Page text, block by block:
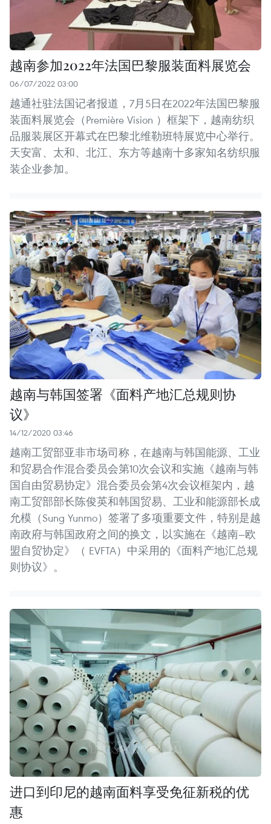
越南参加2022年法国巴黎服装面料展览会
06/07/2022 03:00
越通社驻法国记者报道，7月5日在2022年法国巴黎服
装面料展览会（Première Vision ）框架下，越南纺织
品服装展区开幕式在巴黎北维勒班特展览中心举行。
天安富、太和、北江、东方等越南十多家知名纺织服
装企业参加。
越南与韩国签署《面料产地汇总规则协
议》
14/12/2020 03:46
越南工贸部亚非市场司称，在越南与韩国能源、工业
和贸易合作混合委员会第10次会议和实施《越南与韩
国自由贸易协定》混合委员会第4次会议框架内，越
南工贸部部长陈俊英和韩国贸易、工业和能源部长成
允模（Sung Yunmo）签署了多项重要文件，特别是越
南政府与韩国政府之间的换文，以实施在《越南—欧
盟自贸协定》（ EVFTA）中采用的《面料产地汇总规
则协议》。
进口到印尼的越南面料享受免征新税的优
惠